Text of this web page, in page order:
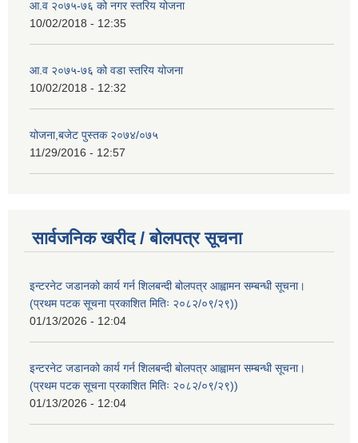
आ.व २०७५-७६ को नगर स्तरिय योजना
10/02/2018 - 12:35
आ.व २०७५-७६ को वडा स्तरिय योजना
10/02/2018 - 12:32
योजना,बजेट पुस्तक २०७४/०७५
11/29/2016 - 12:57
सार्वजनिक खरीद / बोलपत्र सूचना
इन्टरनेट जडानको कार्य गर्न शिलबन्दी बोलपत्र आह्वामन सम्बन्धी सूचना।
(प्रथम पटक सूचना प्रकाशित मितिः २०८२/०९/२९))
01/13/2026 - 12:04
इन्टरनेट जडानको कार्य गर्न शिलबन्दी बोलपत्र आह्वामन सम्बन्धी सूचना।
(प्रथम पटक सूचना प्रकाशित मितिः २०८२/०९/२९))
01/13/2026 - 12:04